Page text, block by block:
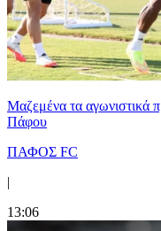
Μαζεμένα τα αγωνιστικά
Πάφου
ΠΑΦΟΣ FC
|
13:06